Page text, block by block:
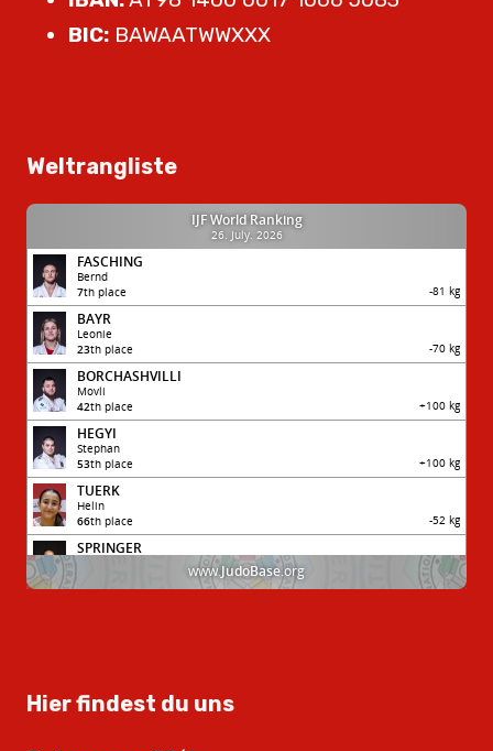
BIC: BAWAATWWXXX
Weltrangliste
Hier findest du uns